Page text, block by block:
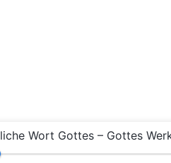
Wort Gottes – Gottes